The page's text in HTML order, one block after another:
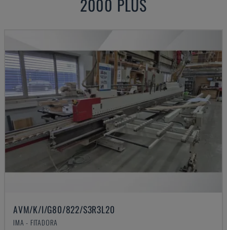
2000 PLUS
AVM/K/I/G80/822/S3R3L20
IMA - FITADORA